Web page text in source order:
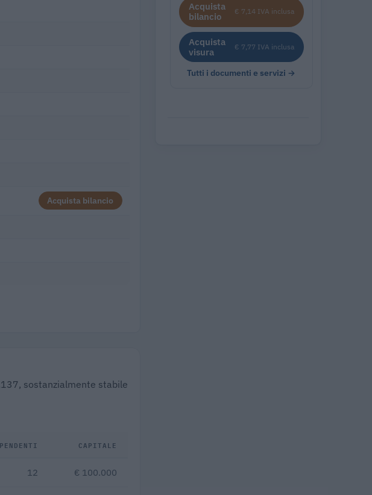
Acquista bilancio
sostanzialmente stabile
CAPITALE
12 € 100.000
Acquista
bilancio
€ 7,14 IVA inclusa
Acquista
visura
€ 7,77 IVA inclusa
Tutti i documenti e servizi →